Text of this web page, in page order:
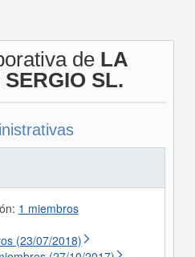
de LA
SL.
1 miembros
(23/07/2018)